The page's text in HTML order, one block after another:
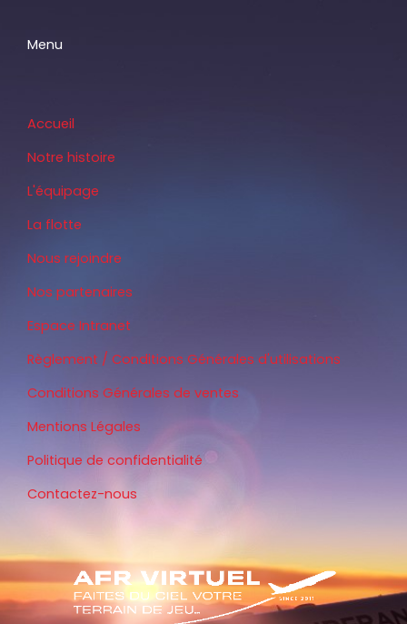
Menu
Accueil
Notre histoire
L'équipage
La flotte
Nous rejoindre
Nos partenaires
Espace Intranet
Règlement / Conditions Générales d'utilisations
Conditions Générales de ventes
Mentions Légales
Politique de confidentialité
Contactez-nous